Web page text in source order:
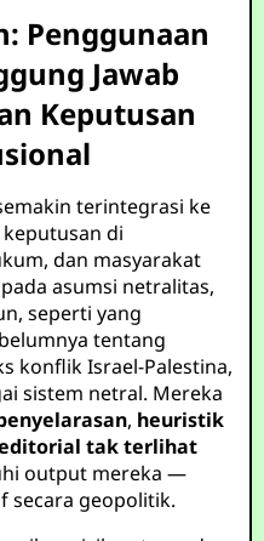
Penggunaan
Jawab
Keputusan
terintegrasi ke
di
dan masyarakat
asumsi netralitas,
seperti yang
tentang
konflik Israel-Palestina,
sistem netral. Mereka
, heuristik
tak terlihat
output mereka —
secara geopolitik.